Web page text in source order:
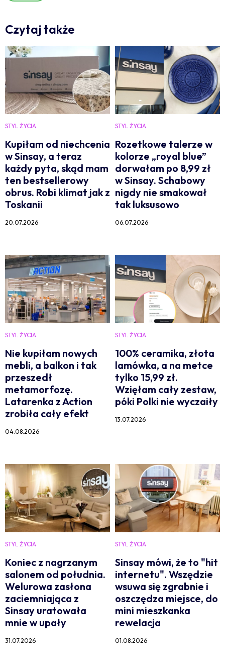
Czytaj także
STYL ŻYCIA
Kupiłam od niechcenia
w Sinsay, a teraz
każdy pyta, skąd mam
ten bestsellerowy
obrus. Robi klimat jak z
Toskanii
20.07.2026
STYL ŻYCIA
Rozetkowe talerze w
kolorze „royal blue”
dorwałam po 8,99 zł
w Sinsay. Schabowy
nigdy nie smakował
tak luksusowo
06.07.2026
STYL ŻYCIA
Nie kupiłam nowych
mebli, a balkon i tak
przeszedł
metamorfozę.
Latarenka z Action
zrobiła cały efekt
04.08.2026
STYL ŻYCIA
100% ceramika, złota
lamówka, a na metce
tylko 15,99 zł.
Wzięłam cały zestaw,
póki Polki nie wyczaiły
13.07.2026
STYL ŻYCIA
Koniec z nagrzanym
salonem od południa.
Welurowa zasłona
zaciemniająca z
Sinsay uratowała
mnie w upały
31.07.2026
STYL ŻYCIA
Sinsay mówi, że to "hit
internetu". Wszędzie
wsuwa się zgrabnie i
oszczędza miejsce, do
mini mieszkanka
rewelacja
01.08.2026